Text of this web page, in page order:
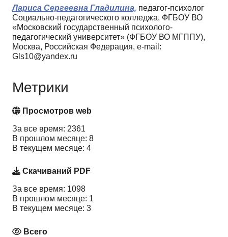
Лариса Сергеевна Гладилина, педагог-психолог
Социально-педагогического колледжа, ФГБОУ ВО
«Московский государственный психолого-
педагогический университет» (ФГБОУ ВО МГППУ),
Москва, Российская Федерация, e-mail:
Gls10@yandex.ru
Метрики
Просмотров web
За все время: 2361
В прошлом месяце: 8
В текущем месяце: 4
Скачиваний PDF
За все время: 1098
В прошлом месяце: 1
В текущем месяце: 3
Всего